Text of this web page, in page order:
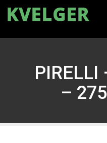
PIRELLI
–